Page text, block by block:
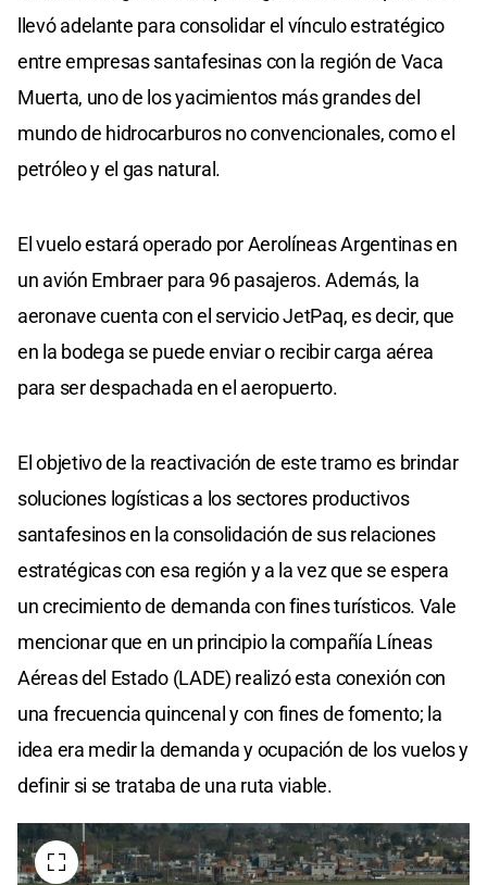
llevó adelante para consolidar el vínculo estratégico
entre empresas santafesinas con la región de Vaca
Muerta, uno de los yacimientos más grandes del
mundo de hidrocarburos no convencionales, como el
petróleo y el gas natural.
El vuelo estará operado por Aerolíneas Argentinas en
un avión Embraer para 96 pasajeros. Además, la
aeronave cuenta con el servicio JetPaq, es decir, que
en la bodega se puede enviar o recibir carga aérea
para ser despachada en el aeropuerto.
El objetivo de la reactivación de este tramo es brindar
soluciones logísticas a los sectores productivos
santafesinos en la consolidación de sus relaciones
estratégicas con esa región y a la vez que se espera
un crecimiento de demanda con fines turísticos. Vale
mencionar que en un principio la compañía Líneas
Aéreas del Estado (LADE) realizó esta conexión con
una frecuencia quincenal y con fines de fomento; la
idea era medir la demanda y ocupación de los vuelos y
definir si se trataba de una ruta viable.